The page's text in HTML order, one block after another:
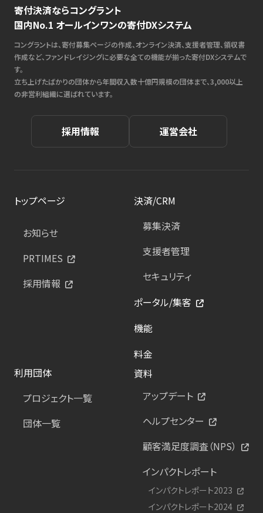
寄付決済ならコングラント
国内No.1 オールインワンの寄付DXシステム
コングラントは、寄付募集ページの作成、オンライン決済、支援者管理、領収書
作成など、ファンドレイジングに必要な全ての機能が揃った寄付DXシステムで
す。
立ち上げたばかりの団体から年間収入数十億円規模の団体まで、3,000以上
の非営利組織に選ばれています。
採用情報 運営会社
トップページ
お知らせ
PRTIMES
採用情報
決済/CRM
募集決済
支援者管理
セキュリティ
ポータル/集客
機能
料金
利用団体
プロジェクト一覧
団体一覧
資料
アップデート
ヘルプセンター
顧客満足度調査（NPS）
インパクトレポート
インパクトレポート2023
インパクトレポート2024